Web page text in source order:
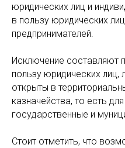
юридических лиц и
в пользу юридических
предпринимателей.
Исключение составляют
пользу юридических лиц,
открыты в
казначейства, то есть
государственные и
Стоит отметить, что